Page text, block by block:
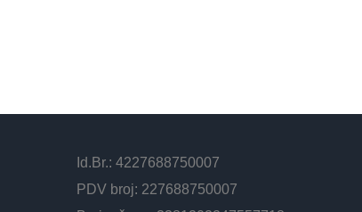
Id.Br.: 4227688750007
PDV broj: 227688750007